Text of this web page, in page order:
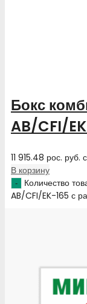
Бокс
AB/CFI/
11 915.48 рос. руб.
В корзину
Количество
AB/CFI/EK-165 с